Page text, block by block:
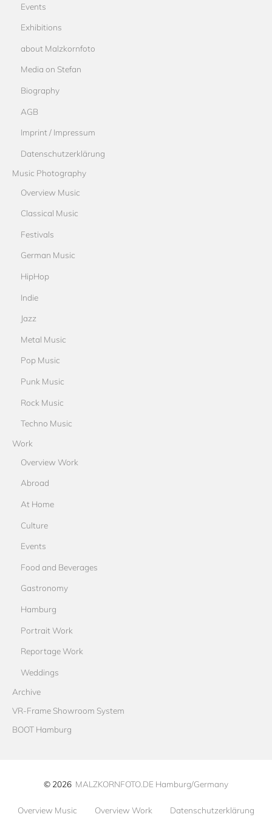
Events
Exhibitions
about Malzkornfoto
Media on Stefan
Biography
AGB
Imprint / Impressum
Datenschutzerklärung
Music Photography
Overview Music
Classical Music
Festivals
German Music
HipHop
Indie
Jazz
Metal Music
Pop Music
Punk Music
Rock Music
Techno Music
Work
Overview Work
Abroad
At Home
Culture
Events
Food and Beverages
Gastronomy
Hamburg
Portrait Work
Reportage Work
Weddings
Archive
VR-Frame Showroom System
BOOT Hamburg
© 2026 MALZKORNFOTO.DE Hamburg/Germany
Overview Music Overview Work Datenschutzerklärung